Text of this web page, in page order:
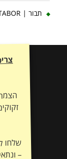
תבור | TABOR
שלחו